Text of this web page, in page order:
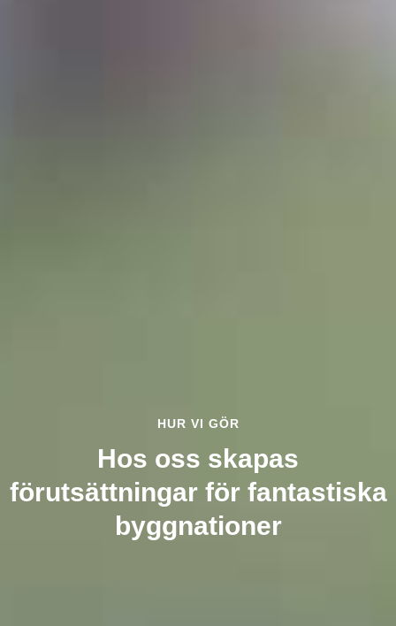
HUR VI GÖR
Hos oss skapas
förutsättningar för fantastiska
byggnationer